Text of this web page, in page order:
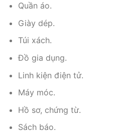
Quần áo.
Giày dép.
Túi xách.
Đồ gia dụng.
Linh kiện điện tử.
Máy móc.
Hồ sơ, chứng từ.
Sách báo.